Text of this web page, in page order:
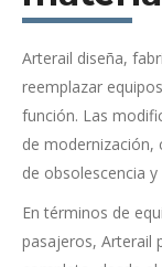
Arterail diseña,
reemplazar
función. Las
de
de obsolescencia
En términos de
pasajeros, Arterail